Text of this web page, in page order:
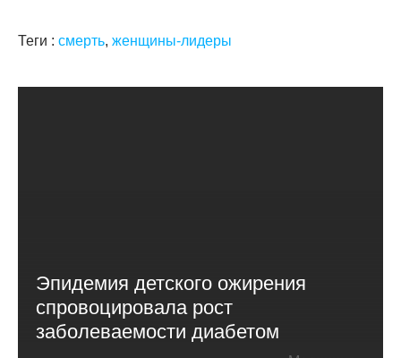
Теги : смерть, женщины-лидеры
Эпидемия детского ожирения
спровоцировала рост
заболеваемости диабетом